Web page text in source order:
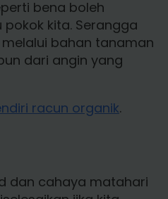
bena boleh
kita. Serangga
bahan tanaman
dari angin yang
racun organik.
dan cahaya matahari